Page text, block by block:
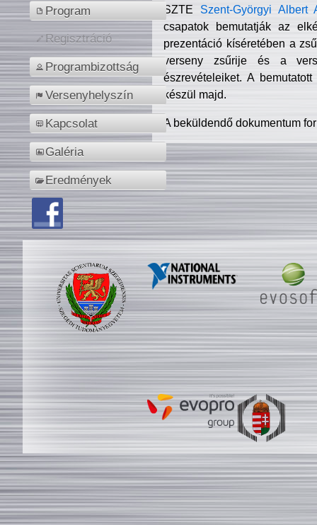
Program
Regisztráció
Programbizottság
Versenyhelyszín
Kapcsolat
Galéria
Eredmények
SZTE Szent-Györgyi Albert
csapatok bemutatják az
prezentáció kíséretében a
verseny zsűrije és a
észrevételeiket. A
készül majd.
A beküldendő dokumentum